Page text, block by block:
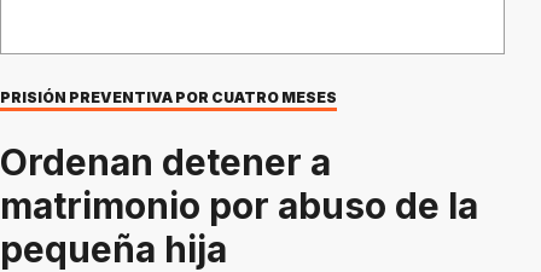
PRISIÓN PREVENTIVA POR CUATRO MESES
Ordenan detener a
matrimonio por abuso de la
pequeña hija